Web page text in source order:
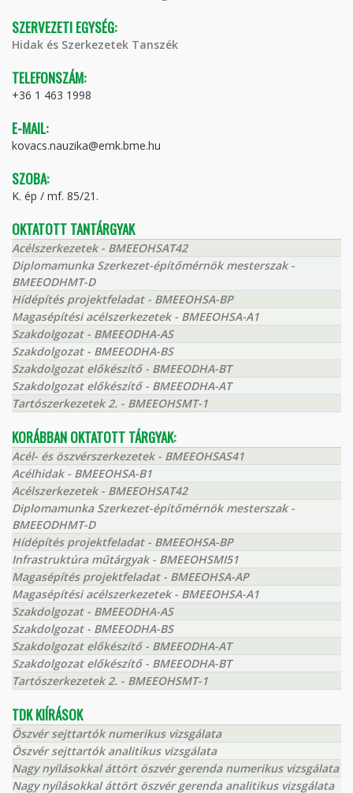
SZERVEZETI EGYSÉG:
Hidak és Szerkezetek Tanszék
TELEFONSZÁM:
+36 1 463 1998
E-MAIL:
kovacs.nauzika@emk.bme.hu
SZOBA:
K. ép / mf. 85/21.
OKTATOTT TANTÁRGYAK
Acélszerkezetek - BMEEOHSAT42
Diplomamunka Szerkezet-építőmérnök mesterszak -
BMEEODHMT-D
Hídépítés projektfeladat - BMEEOHSA-BP
Magasépítési acélszerkezetek - BMEEOHSA-A1
Szakdolgozat - BMEEODHA-AS
Szakdolgozat - BMEEODHA-BS
Szakdolgozat előkészítő - BMEEODHA-BT
Szakdolgozat előkészítő - BMEEODHA-AT
Tartószerkezetek 2. - BMEEOHSMT-1
KORÁBBAN OKTATOTT TÁRGYAK:
Acél- és öszvérszerkezetek - BMEEOHSAS41
Acélhidak - BMEEOHSA-B1
Acélszerkezetek - BMEEOHSAT42
Diplomamunka Szerkezet-építőmérnök mesterszak -
BMEEODHMT-D
Hídépítés projektfeladat - BMEEOHSA-BP
Infrastruktúra műtárgyak - BMEEOHSMI51
Magasépítés projektfeladat - BMEEOHSA-AP
Magasépítési acélszerkezetek - BMEEOHSA-A1
Szakdolgozat - BMEEODHA-AS
Szakdolgozat - BMEEODHA-BS
Szakdolgozat előkészítő - BMEEODHA-AT
Szakdolgozat előkészítő - BMEEODHA-BT
Tartószerkezetek 2. - BMEEOHSMT-1
TDK KIÍRÁSOK
Öszvér sejttartók numerikus vizsgálata
Öszvér sejttartók analitikus vizsgálata
Nagy nyílásokkal áttört öszvér gerenda numerikus vizsgálata
Nagy nyílásokkal áttört öszvér gerenda analitikus vizsgálata